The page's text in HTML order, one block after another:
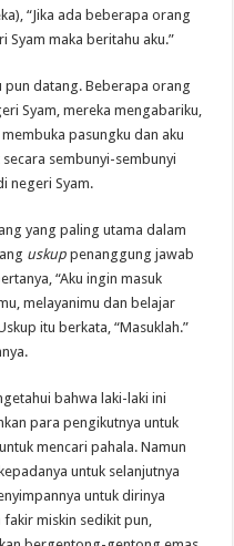
“Jika ada beberapa orang
Syam maka beritahu aku.”
pun datang. Beberapa orang
Syam, mereka mengabariku,
pasungku dan aku
sembunyi-sembunyi
negeri Syam.
yang paling utama dalam
uskup penanggung jawab
“Aku ingin masuk
melayanimu dan belajar
itu berkata, “Masuklah.”
bahwa laki-laki ini
para pengikutnya untuk
mencari pahala. Namun
untuk selanjutnya
untuk dirinya
miskin sedikit pun,